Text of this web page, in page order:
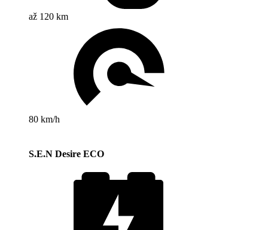
až 120 km
80 km/h
S.E.N Desire ECO